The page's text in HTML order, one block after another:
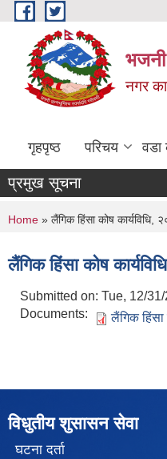
Skip to main content
भजनी
नगर
गृहपृष्ठ परिचय वडा
प्रमुख सूचना
You are here
Home » लैंगिक हिंसा कोष कार्यविधि,
लैंगिक हिंसा कोष
Submitted on: Tue, 12/
Documents:
लैंगिक हिंसा
विधुतीय शुसासन सेवा
घटना दर्ता